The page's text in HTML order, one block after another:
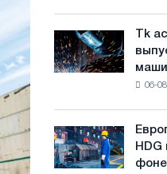
Великой
Отечественной
войны
несмотря
на
роста
цен
Tk
accelis
в
режущую
машину
Tk
06-
Европейские
цены
на
фоне